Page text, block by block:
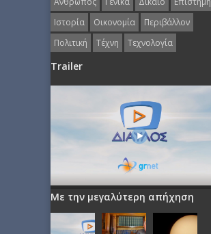
Ιστορία
Οικονομία
Περιβάλλον
Πολιτική
Τέχνη Τεχνολογία
Trailer
Με την μεγαλύτερη απήχηση